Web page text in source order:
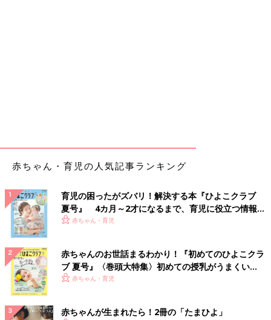
赤ちゃん・育児の人気記事ランキング
育児の困ったがズバリ！解決する本『ひよこクラブ
夏号』 4カ月～2才になるまで、育児に役立つ情報が
いっぱい！
赤ちゃん・育児
赤ちゃんのお世話まるわかり！『初めてのひよこクラ
ブ 夏号』〈巻頭大特集〉初めての授乳がうまくい
く！ おっぱい・ミルクの基本と夏のトラブル 解決テ
赤ちゃん・育児
赤ちゃんが生まれたら！2冊の「たまひよ」